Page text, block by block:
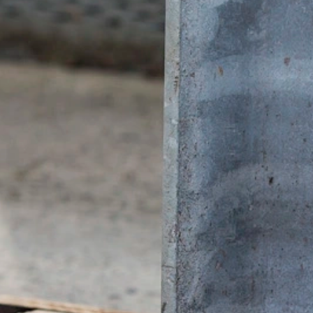
op te stellen en om andere met het
van Google Analytics door uw
Browser Plugin
U kunt de opslag van cookies
functies van deze website ten volle zult
gegevens die betrekking hebben op
voorkomen door de browser-plug-in te
https://tools.google.com/dlpage/
Bezwaar tegen gegevensregistratie
U kunt de registratie van uw
die de toekomstige registratie van uw
Google Analytics deaktivieren
Meer informatie over de omgang met
https://support.google.com/analytics/
Verwerking van ordergegevens
Wij hebben met Google een
van de Duitse autoriteiten voor
Onderwerp*
Bericht
Uw cv uploaden